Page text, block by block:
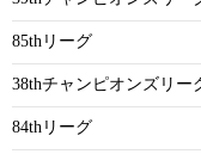
85thリーグ
38thチャンピオンズリー
84thリーグ